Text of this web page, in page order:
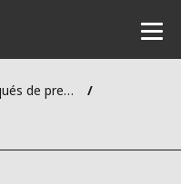
Communiqués de presse